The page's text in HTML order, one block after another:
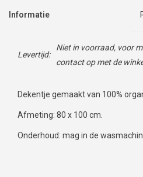
Informatie
Levertijd:
Niet in voorraad, voor
contact op met de
Dekentje gemaakt van 100%
Afmeting: 80 x 100 cm.
Onderhoud: mag in de